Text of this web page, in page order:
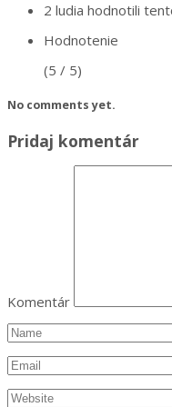
2 ludia hodnotili
Hodnotenie
(5 / 5)
No comments yet.
Pridaj komentár
Komentár